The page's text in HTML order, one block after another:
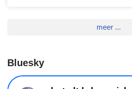
meer ...
Bluesky